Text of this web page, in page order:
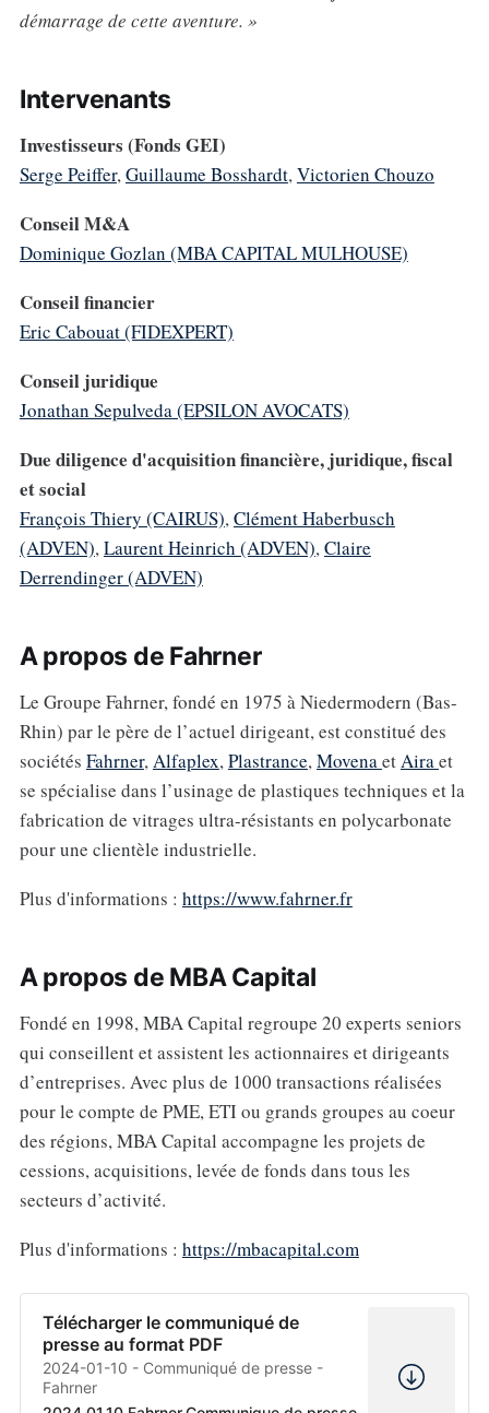
démarrage de cette aventure. »
Intervenants
Investisseurs (Fonds GEI)
Serge Peiffer,Guillaume Bosshardt,Victorien Chouzo
Conseil M&A
Dominique Gozlan (MBA CAPITAL MULHOUSE)
Conseil financier
Eric Cabouat (FIDEXPERT)
Conseil juridique
Jonathan Sepulveda (EPSILON AVOCATS)
Due diligence d'acquisition financière, juridique, fiscal
et social
François Thiery (CAIRUS),Clément Haberbusch
(ADVEN),Laurent Heinrich (ADVEN),Claire
Derrendinger (ADVEN)
A propos de Fahrner
Le Groupe Fahrner, fondé en 1975 à Niedermodern (Bas-
Rhin) par le père de l’actuel dirigeant, est constitué des
sociétés Fahrner,Alfaplex,Plastrance,MovenaetAiraet
se spécialise dans l’usinage de plastiques techniques et la
fabrication de vitrages ultra-résistants en polycarbonate
pour une clientèle industrielle.
Plus d'informations : https://www.fahrner.fr
A propos de MBA Capital
Fondé en 1998, MBA Capital regroupe 20 experts seniors
qui conseillent et assistent les actionnaires et dirigeants
d’entreprises. Avec plus de 1000 transactions réalisées
pour le compte de PME, ETI ou grands groupes au coeur
des régions, MBA Capital accompagne les projets de
cessions, acquisitions, levée de fonds dans tous les
secteurs d’activité.
Plus d'informations : https://mbacapital.com
Télécharger le communiqué de
presse au format PDF
2024-01-10 - Communiqué de presse -
Fahrner